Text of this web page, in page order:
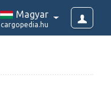
Magyar
cargopedia.hu